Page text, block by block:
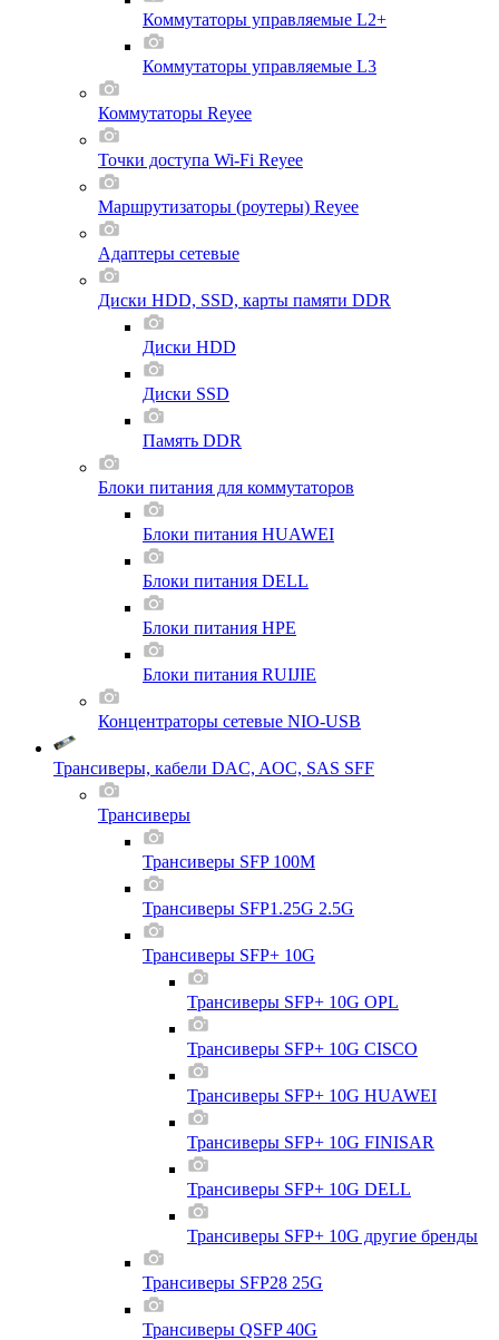
Коммутаторы управляемые L2+
Коммутаторы управляемые L3
Коммутаторы Reyee
Точки доступа Wi-Fi Reyee
Маршрутизаторы (роутеры) Reyee
Адаптеры сетевые
Диски HDD, SSD, карты памяти DDR
Диски HDD
Диски SSD
Память DDR
Блоки питания для коммутаторов
Блоки питания HUAWEI
Блоки питания DELL
Блоки питания HPE
Блоки питания RUIJIE
Концентраторы сетевые NIO-USB
Трансиверы, кабели DAC, AOC, SAS SFF
Трансиверы
Трансиверы SFP 100M
Трансиверы SFP1.25G 2.5G
Трансиверы SFP+ 10G
Трансиверы SFP+ 10G OPL
Трансиверы SFP+ 10G CISCO
Трансиверы SFP+ 10G HUAWEI
Трансиверы SFP+ 10G FINISAR
Трансиверы SFP+ 10G DELL
Трансиверы SFP+ 10G другие бренды
Трансиверы SFP28 25G
Трансиверы QSFP 40G